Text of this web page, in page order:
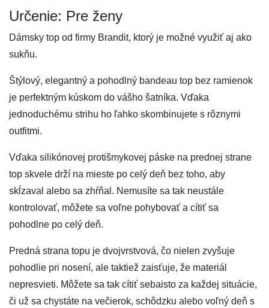
Určenie: Pre ženy
Dámsky top od firmy Brandit, ktorý je možné využiť aj ako
sukňu.
Štýlový, elegantný a pohodlný bandeau top bez ramienok
je perfektným kúskom do vášho šatníka. Vďaka
jednoduchému strihu ho ľahko skombinujete s rôznymi
outfitmi.
Vďaka silikónovej protišmykovej páske na prednej strane
top skvele drží na mieste po celý deň bez toho, aby
skĺzaval alebo sa zhŕňal. Nemusíte sa tak neustále
kontrolovať, môžete sa voľne pohybovať a cítiť sa
pohodlne po celý deň.
Predná strana topu je dvojvrstvová, čo nielen zvyšuje
pohodlie pri nosení, ale taktiež zaisťuje, že materiál
nepresvieti. Môžete sa tak cítiť sebaisto za každej situácie,
či už sa chystáte na večierok, schôdzku alebo voľný deň s